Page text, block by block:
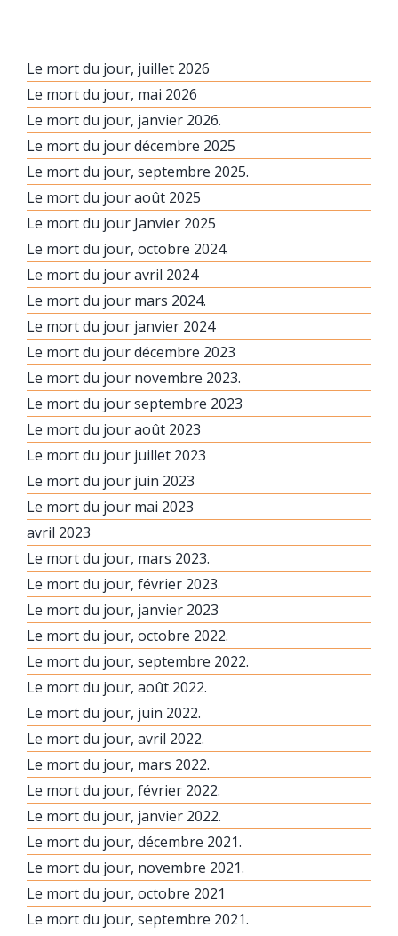
Le mort du jour, juillet 2026
Le mort du jour, mai 2026
Le mort du jour, janvier 2026.
Le mort du jour décembre 2025
Le mort du jour, septembre 2025.
Le mort du jour août 2025
Le mort du jour Janvier 2025
Le mort du jour, octobre 2024.
Le mort du jour avril 2024
Le mort du jour mars 2024.
Le mort du jour janvier 2024
Le mort du jour décembre 2023
Le mort du jour novembre 2023.
Le mort du jour septembre 2023
Le mort du jour août 2023
Le mort du jour juillet 2023
Le mort du jour juin 2023
Le mort du jour mai 2023
avril 2023
Le mort du jour, mars 2023.
Le mort du jour, février 2023.
Le mort du jour, janvier 2023
Le mort du jour, octobre 2022.
Le mort du jour, septembre 2022.
Le mort du jour, août 2022.
Le mort du jour, juin 2022.
Le mort du jour, avril 2022.
Le mort du jour, mars 2022.
Le mort du jour, février 2022.
Le mort du jour, janvier 2022.
Le mort du jour, décembre 2021.
Le mort du jour, novembre 2021.
Le mort du jour, octobre 2021
Le mort du jour, septembre 2021.